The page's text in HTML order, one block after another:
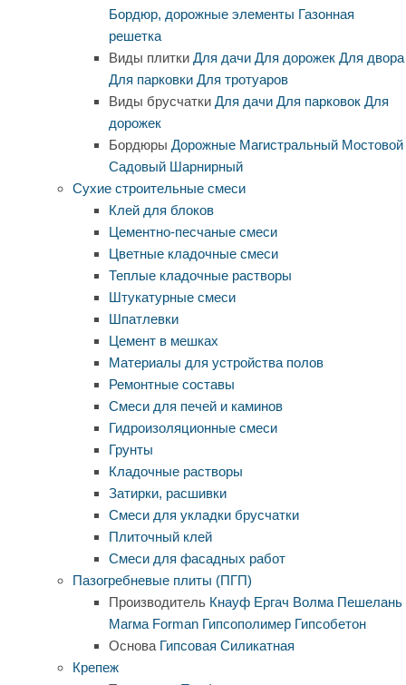
Бордюр, дорожные элементы Газонная
решетка
Виды плитки Для дачи Для дорожек Для двора
Для парковки Для тротуаров
Виды брусчатки Для дачи Для парковок Для
дорожек
Бордюры Дорожные Магистральный Мостовой
Садовый Шарнирный
Сухие строительные смеси
Клей для блоков
Цементно-песчаные смеси
Цветные кладочные смеси
Теплые кладочные растворы
Штукатурные смеси
Шпатлевки
Цемент в мешках
Материалы для устройства полов
Ремонтные составы
Смеси для печей и каминов
Гидроизоляционные смеси
Грунты
Кладочные растворы
Затирки, расшивки
Смеси для укладки брусчатки
Плиточный клей
Смеси для фасадных работ
Пазогребневые плиты (ПГП)
Производитель Кнауф Ергач Волма Пешелань
Магма Forman Гипсополимер Гипсобетон
Основа Гипсовая Силикатная
Крепеж